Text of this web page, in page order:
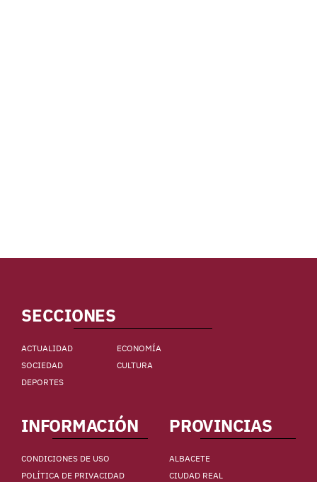
SECCIONES
ACTUALIDAD
ECONOMÍA
SOCIEDAD
CULTURA
DEPORTES
INFORMACIÓN
CONDICIONES DE USO
POLÍTICA DE PRIVACIDAD
PROVINCIAS
ALBACETE
CIUDAD REAL